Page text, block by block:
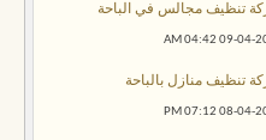
تنظيف مجالس في الباحة
09-04-
04:42 AM
تنظيف منازل بالباحة
08-04-
07:12 PM